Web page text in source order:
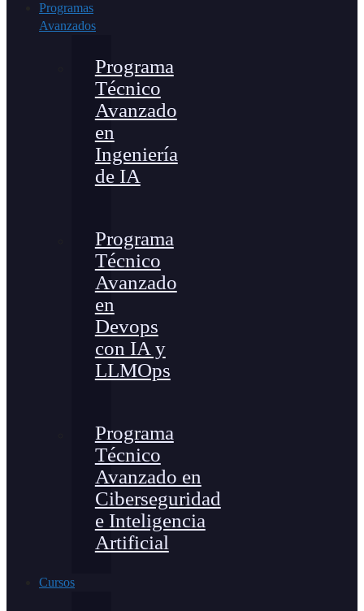
Programas
Avanzados
Programa
Técnico
Avanzado
en
Ingeniería
de IA
Programa
Técnico
Avanzado
en
Devops
con IA y
LLMOps
Programa
Técnico
Avanzado en
Ciberseguridad
e Inteligencia
Artificial
Cursos